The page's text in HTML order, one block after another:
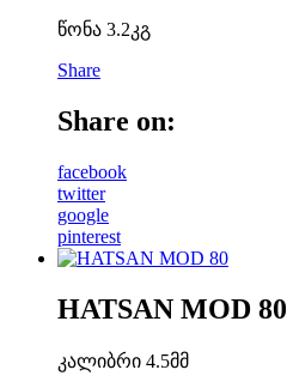
წონა 3.2კგ
Share
Share on:
facebook
twitter
google
pinterest
HATSAN MOD 80
კალიბრი 4.5მმ